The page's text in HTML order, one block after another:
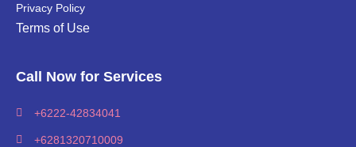
Privacy Policy
Terms of Use
Call Now for Services
+6222-42834041
+6281320710009